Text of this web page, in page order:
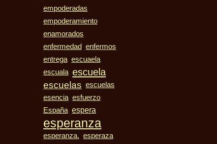
empoderadas
empoderamiento
enamorados
enfermedad
enfermos
entrega escuaela
escuala escuela
escuelas escuelas
esencia esfuerzo
España espera
esperanza
esperanza. esperaza